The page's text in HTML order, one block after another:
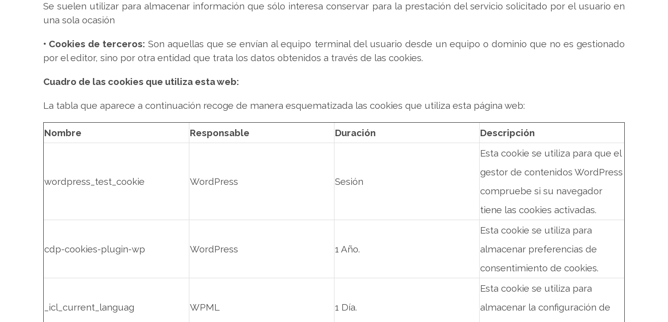
Se suelen utilizar para almacenar información que sólo interesa conservar para la prestación del servicio solicitado por el usuario en
una sola ocasión
• Cookies de terceros: Son aquellas que se envían al equipo terminal del usuario desde un equipo o dominio que no es gestionado
por el editor, sino por otra entidad que trata los datos obtenidos a través de las cookies.
Cuadro de las cookies que utiliza esta web:
La tabla que aparece a continuación recoge de manera esquematizada las cookies que utiliza esta página web:
Nombre Responsable Duración Descripción
wordpress_test_cookie WordPress Sesión
Esta cookie se utiliza para que el
gestor de contenidos WordPress
compruebe si su navegador
tiene las cookies activadas.
cdp-cookies-plugin-wp WordPress 1 Año.
Esta cookie se utiliza para
almacenar preferencias de
consentimiento de cookies.
_icl_current_languag WPML 1 Día.
Esta cookie se utiliza para
almacenar la configuración de